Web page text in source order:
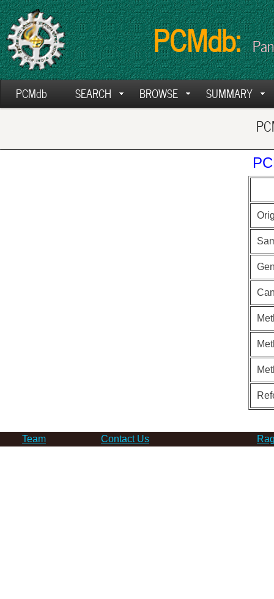
PCMdb:
PCMdb SEARCH BROWSE SUMMARY
Team Contact Us